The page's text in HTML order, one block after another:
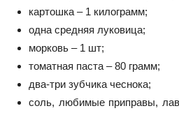
картошка – 1 килограмм;
одна средняя луковица;
морковь – 1 шт;
томатная паста – 80 грамм;
два-три зубчика чеснока;
соль, любимые приправы,